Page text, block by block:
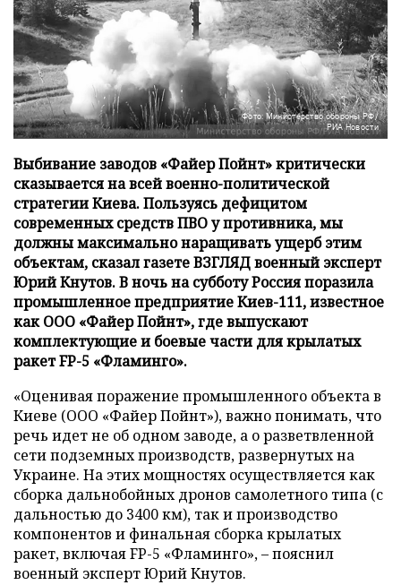
Фото: Министерство обороны РФ/
РИА Новости
Выбивание заводов «Файер Пойнт» критически
сказывается на всей военно-политической
стратегии Киева. Пользуясь дефицитом
современных средств ПВО у противника, мы
должны максимально наращивать ущерб этим
объектам, сказал газете ВЗГЛЯД военный эксперт
Юрий Кнутов. В ночь на субботу Россия поразила
промышленное предприятие Киев-111, известное
как ООО «Файер Пойнт», где выпускают
комплектующие и боевые части для крылатых
ракет FP-5 «Фламинго».
«Оценивая поражение промышленного объекта в
Киеве (ООО «Файер Пойнт»), важно понимать, что
речь идет не об одном заводе, а о разветвленной
сети подземных производств, развернутых на
Украине. На этих мощностях осуществляется как
сборка дальнобойных дронов самолетного типа (с
дальностью до 3400 км), так и производство
компонентов и финальная сборка крылатых
ракет, включая FP-5 «Фламинго», – пояснил
военный эксперт Юрий Кнутов.